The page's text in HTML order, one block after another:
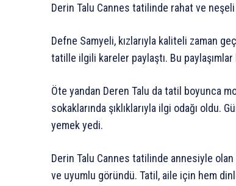
Derin Talu Cannes tatilinde rahat ve
Defne Samyeli, kızlarıyla kaliteli zaman
tatille ilgili kareler paylaştı. Bu paylaşımlar
Öte yandan Deren Talu da tatil boyunca
sokaklarında şıklıklarıyla ilgi odağı oldu.
yemek yedi.
Derin Talu Cannes tatilinde annesiyle
ve uyumlu göründü. Tatil, aile için hem